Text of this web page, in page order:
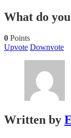
What do
0 Points
Upvote Downvote
Written by